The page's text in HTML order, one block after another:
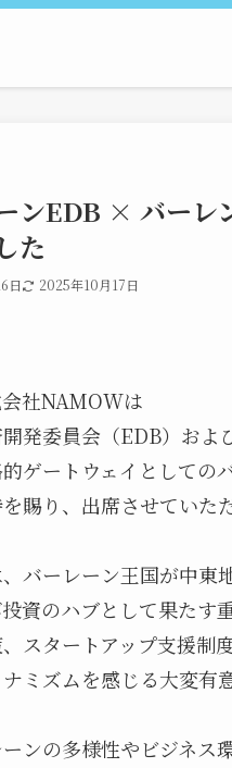
ンEDB × バーレ
た
日 2025年10月17日
社NAMOWは
発委員会（EDB）およ
的ゲートウェイとしての
賜り、出席させていた
バーレーン王国が中東
資のハブとして果たす
スタートアップ支援制
ンの多様性やビジネス